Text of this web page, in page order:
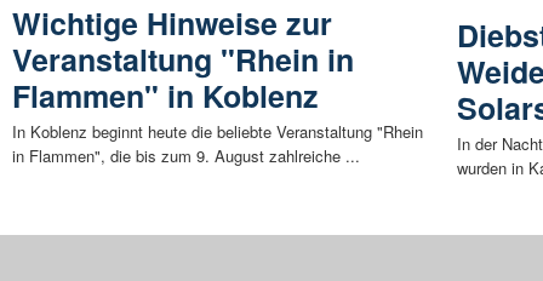
Wichtige Hinweise zur
Veranstaltung "Rhein in
Flammen" in Koblenz
In Koblenz beginnt heute die beliebte Veranstaltung "Rhein
in Flammen", die bis zum 9. August zahlreiche ...
In der
wurden in